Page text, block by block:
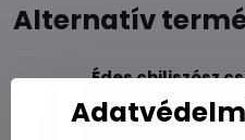
Alternatív
Édes chiliszósz
Készleten